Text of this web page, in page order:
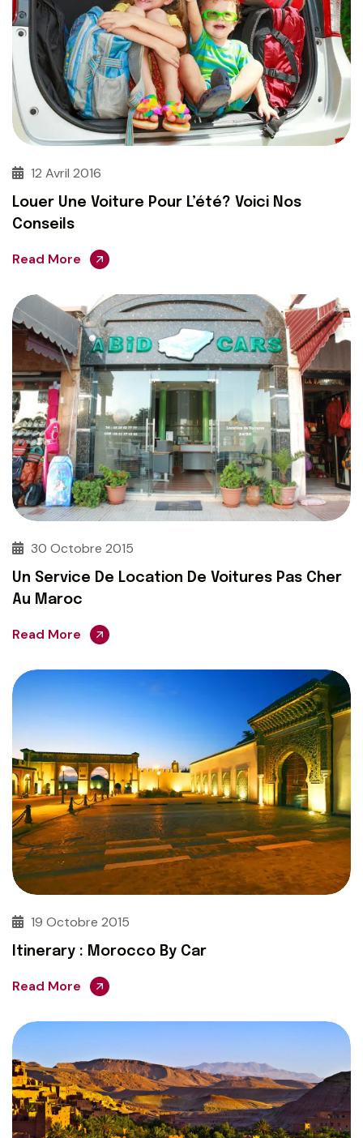
12 Avril 2016
Louer Une Voiture Pour L’été? Voici Nos
Conseils
Read More
30 Octobre 2015
Un Service De Location De Voitures Pas Cher
Au Maroc
Read More
19 Octobre 2015
Itinerary : Morocco By Car
Read More